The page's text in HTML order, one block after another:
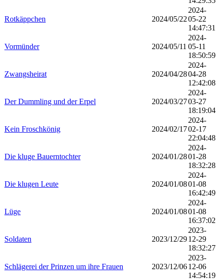
Rotkäppchen 2024/05/22
2024-
05-22
14:47:31
Vormünder 2024/05/11
2024-
05-11
18:50:59
Zwangsheirat 2024/04/28
2024-
04-28
12:42:08
Der Dummling und der Erpel 2024/03/27
2024-
03-27
18:19:04
Kein Froschkönig 2024/02/17
2024-
02-17
22:04:48
Die kluge Bauerntochter 2024/01/28
2024-
01-28
18:32:28
Die klugen Leute 2024/01/08
2024-
01-08
16:42:49
Lüge 2024/01/08
2024-
01-08
16:37:02
Soldaten 2023/12/29
2023-
12-29
18:32:27
Schlägerei der Prinzen um ihre Frauen 2023/12/06
2023-
12-06
14:54:19